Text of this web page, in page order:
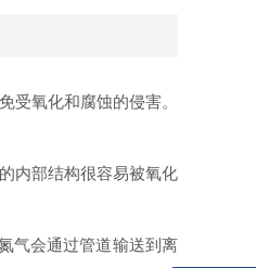
受氧化和腐蚀的侵害。
内部结构很容易被氧化
气会通过管道输送到离